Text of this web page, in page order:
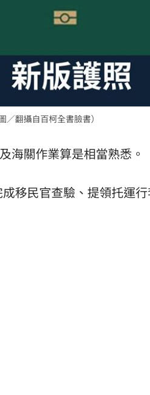
翻攝自百柯全書臉書）
海關作業算是相當熟悉。
移民官查驗、提領托運